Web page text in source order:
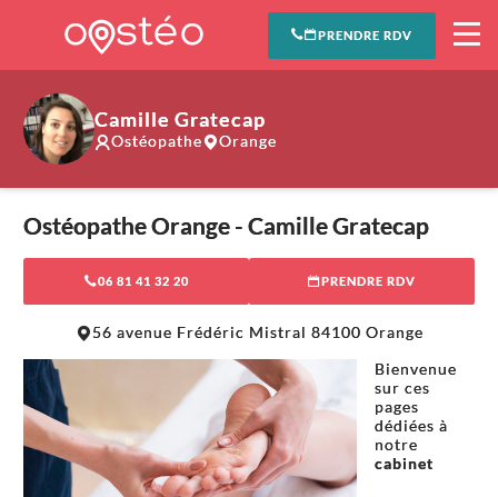
PRENDRE RDV
Camille Gratecap
Ostéopathe Orange
Ostéopathe Orange - Camille Gratecap
06 81 41 32 20 PRENDRE RDV
+
−
56 avenue Frédéric Mistral 84100 Orange
Bienvenue
sur ces
pages
dédiées à
notre
cabinet